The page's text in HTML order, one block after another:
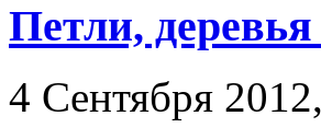
Петли,
4 Сентября